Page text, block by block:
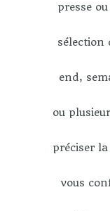
presse
sélection
end,
ou
préciser
vous